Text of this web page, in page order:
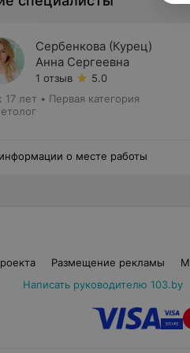
Сербенкова (Курец)
Анна Сергеевна
1 отзыв
5.0
17 лет • Первая категория
о месте работы
Размещение рекламы
Написать руководителю 103.by